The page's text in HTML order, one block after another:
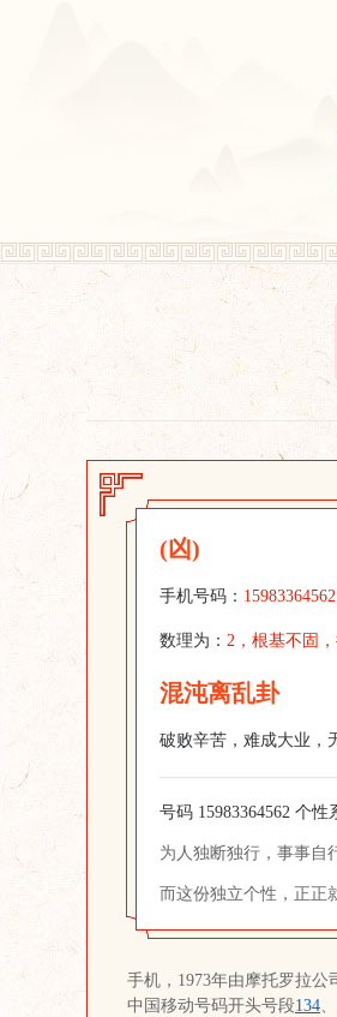
(凶)
手机号码： 15983364562
数理为： 2，根基不固
混沌离乱卦
破败辛苦，难成大业，
号码 15983364562 个
为人独断独行，事事自
而这份独立个性，正正
手机，1973年由摩托罗拉公
中国移动号码开头号段134、